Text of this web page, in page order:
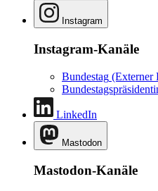
Instagram
Instagram-Kanäle
Bundestag (Externer
LinkedIn
Mastodon
Mastodon-Kanäle